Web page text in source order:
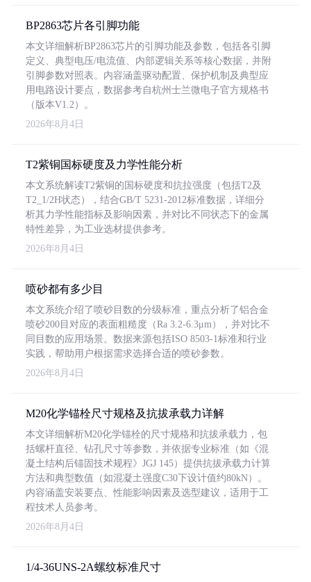
BP2863芯片各引脚功能
本文详细解析BP2863芯片的引脚功能及参数，包括各引脚
定义、典型电压/电流值、内部逻辑关系等核心数据，并附
引脚参数对照表。内容涵盖驱动配置、保护机制及典型应
用电路设计要点，数据参考自杭州士兰微电子官方规格书
（版本V1.2）。
2026年8月4日
T2紫铜国标硬度及力学性能分析
本文系统解读T2紫铜的国标硬度和抗拉强度（包括T2及
T2_1/2H状态），结合GB/T 5231-2012标准数据，详细分
析其力学性能指标及影响因素，并对比不同状态下的金属
特性差异，为工业选材提供参考。
2026年8月4日
喷砂都有多少目
本文系统介绍了喷砂目数的分级标准，重点分析了铝合金
喷砂200目对应的表面粗糙度（Ra 3.2-6.3μm），并对比不
同目数的应用场景。数据来源包括ISO 8503-1标准和行业
实践，帮助用户根据需求选择合适的喷砂参数。
2026年8月4日
M20化学锚栓尺寸规格及抗拔承载力详解
本文详细解析M20化学锚栓的尺寸规格和抗拔承载力，包
括螺杆直径、钻孔尺寸等参数，并依据专业标准（如《混
凝土结构后锚固技术规程》JGJ 145）提供抗拔承载力计算
方法和典型数值（如混凝土强度C30下设计值约80kN）。
内容涵盖安装要点、性能影响因素及选型建议，适用于工
程技术人员参考。
2026年8月4日
1/4-36UNS-2A螺纹标准尺寸